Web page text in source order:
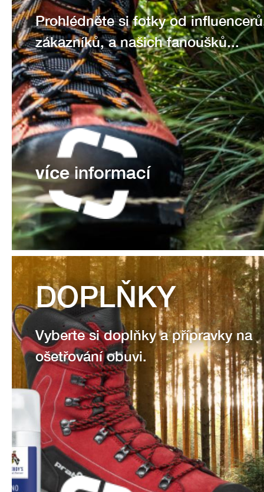
Prohlédněte si fotky od
zákazníků, a našich fanoušků...
víceinformací
DOPLŇKY
Vyberte si doplňky a přípravky na
ošetřování obuvi.